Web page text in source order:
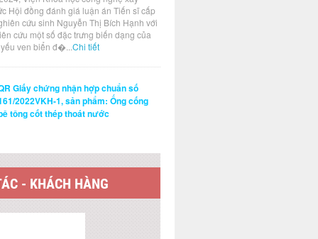
Hội đồng đánh giá luận án Tiến sĩ cấp
cứu sinh Nguyễn Thị Bích Hạnh với
cứu một số đặc trưng biến dạng của
ven biển đ�...Chi tiết
Giấy chứng nhận hợp chuẩn số
2022VKH-1, sản phẩm: Ống cống
tông cốt thép thoát nước
- KHÁCH HÀNG